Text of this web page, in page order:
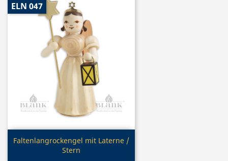
Vorschau
Faltenlangrockengel mit Laterne /
Stern
ELN 047